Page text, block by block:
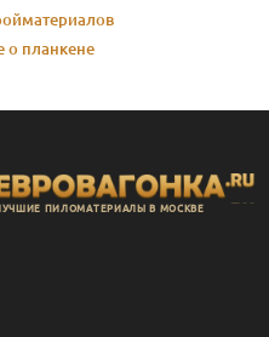
о планкене
ПИЛОМАТЕРИАЛЫ В МОСКВЕ